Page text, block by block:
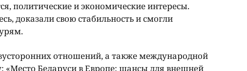
политические и экономические интересы.
доказали свою стабильность и смогли
отношений, а также международной
Беларуси в Европе: шансы для внешней